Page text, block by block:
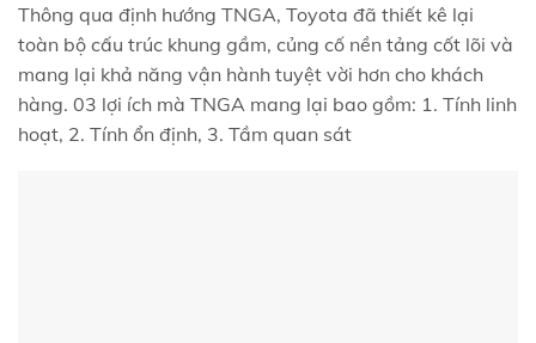
Thông qua định hướng TNGA, Toyota đã thiết kê lại
toàn bộ cấu trúc khung gầm, củng cố nền tảng cốt lõi và
mang lại khả năng vận hành tuyệt vời hơn cho khách
hàng. 03 lợi ích mà TNGA mang lại bao gồm: 1. Tính linh
hoạt, 2. Tính ổn định, 3. Tầm quan sát